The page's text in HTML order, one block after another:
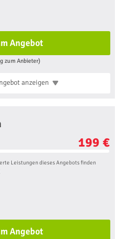
Angebot
zum Anbieter)
anzeigen
199 €
Leistungen dieses Angebots finden
Angebot